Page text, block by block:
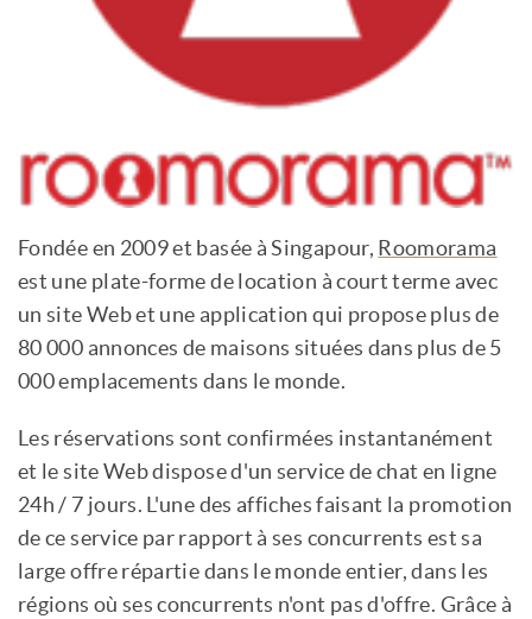
Fondée en 2009 et basée à Singapour, Roomorama
est une plate-forme de location à court terme avec
un site Web et une application qui propose plus de
80 000 annonces de maisons situées dans plus de 5
000 emplacements dans le monde.
Les réservations sont confirmées instantanément
et le site Web dispose d'un service de chat en ligne
24h / 7 jours. L'une des affiches faisant la promotion
de ce service par rapport à ses concurrents est sa
large offre répartie dans le monde entier, dans les
régions où ses concurrents n'ont pas d'offre. Grâce à